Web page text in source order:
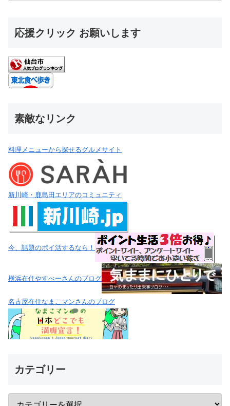
応援クリック お願いします
素敵なリンク
料理メニューから探せるグルメサイト
新川崎・鹿島田エリアのコミュニティ
今、話題のポイ活するなら！
横浜在住やすべーさんのブログ
名古屋在住なまこマンさんのブログ
カテゴリー